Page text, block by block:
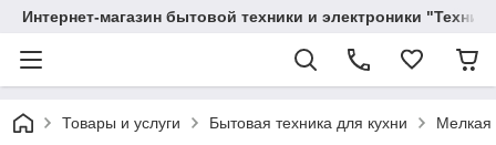
Интернет-магазин бытовой техники и электроники
Товары и услуги Бытовая техника для кухни Мелкая